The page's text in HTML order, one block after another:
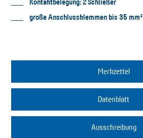
große Anschlussklemmen bis 35 mm²
Merkzettel
Datenblatt
Ausschreibung